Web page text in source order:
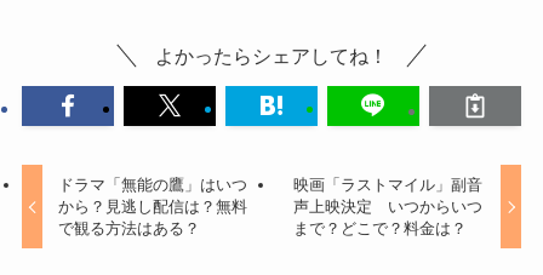
よかったらシェアしてね！
ドラマ「無能の鷹」はいつ
から？見逃し配信は？無料
で観る方法はある？
映画「ラストマイル」副音
声上映決定 いつからいつ
まで？どこで？料金は？